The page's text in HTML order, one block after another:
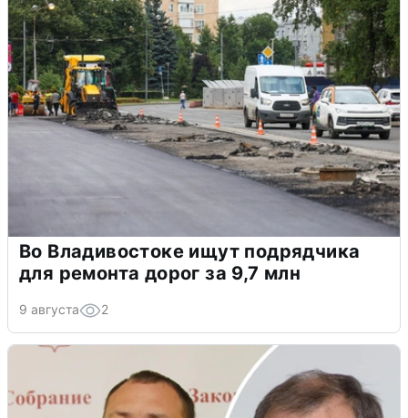
Во Владивостоке ищут подрядчика
для ремонта дорог за 9,7 млн
9 августа 2